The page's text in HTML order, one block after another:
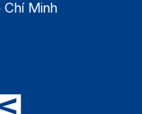
Minh